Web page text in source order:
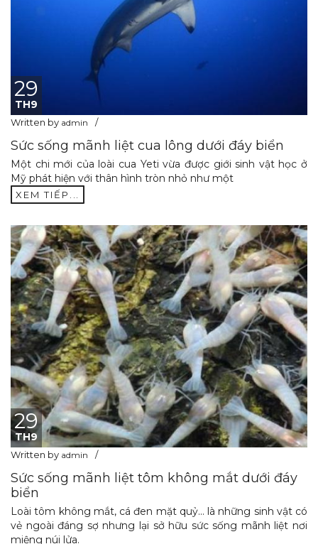
29
TH9
Written by admin
Sức sống mãnh liệt cua lông dưới đáy biển
Một chi mới của loài cua Yeti vừa được giới sinh vật học ở
Mỹ phát hiện với thân hình tròn nhỏ như một
XEM TIẾP...
29
TH9
Written by admin
Sức sống mãnh liệt tôm không mắt dưới đáy
biển
Loài tôm không mắt, cá đen mặt quỷ... là những sinh vật có
vẻ ngoài đáng sợ nhưng lại sở hữu sức sống mãnh liệt nơi
miệng núi lửa.